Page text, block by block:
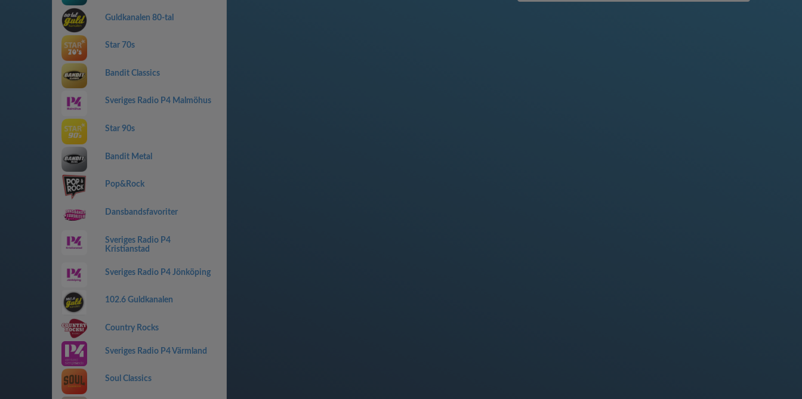
Guldkanalen 80-tal
Star 70s
Bandit Classics
Sveriges Radio P4 Malmöhus
Star 90s
Bandit Metal
Pop&Rock
Dansbandsfavoriter
Sveriges Radio P4
Kristianstad
Sveriges Radio P4 Jönköping
102.6 Guldkanalen
Country Rocks
Sveriges Radio P4 Värmland
Soul Classics